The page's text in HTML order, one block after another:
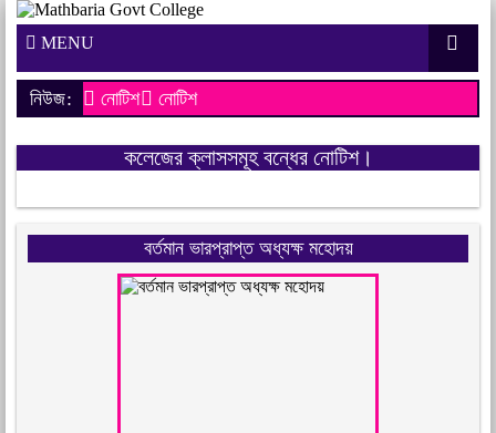
MENU
নিউজ: নোটিশ
নোটিশ
কলেজের ক্লাসসমূহ বন্ধের নোটিশ।
বর্তমান ভারপ্রাপ্ত অধ্যক্ষ মহোদয়